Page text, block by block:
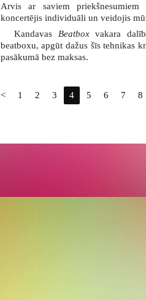
Arvis ar saviem
koncertējis individuāli un veidojis
Kandavas Beatboxvakara
beatboxu, apgūt dažus šīs tehnikas
pasākumā bez maksas.
< 1 2 3 4 5 6 7 8